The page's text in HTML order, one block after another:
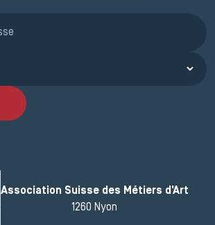
Association Suisse des Métiers d'Art
1260 Nyon